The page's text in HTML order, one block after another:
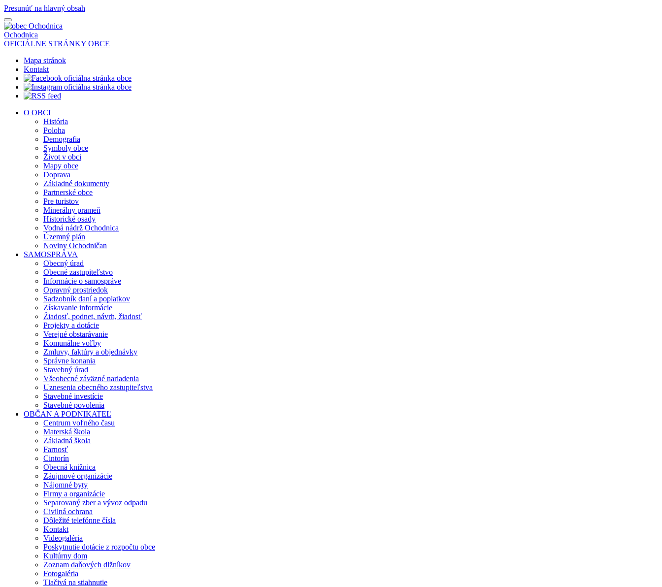
Presunúť na hlavný obsah
Ochodnica
OFICIÁLNE STRÁNKY OBCE
Mapa stránok
Kontakt
O OBCI
História
Poloha
Demografia
Symboly obce
Život v obci
Mapy obce
Doprava
Základné dokumenty
Partnerské obce
Pre turistov
Minerálny prameň
Historické osady
Vodná nádrž Ochodnica
Územný plán
Noviny Ochodničan
SAMOSPRÁVA
Obecný úrad
Obecné zastupiteľstvo
Informácie o samospráve
Opravný prostriedok
Sadzobník daní a poplatkov
Získavanie informácie
Žiadosť, podnet, návrh, žiadosť
Projekty a dotácie
Verejné obstarávanie
Komunálne voľby
Zmluvy, faktúry a objednávky
Správne konania
Stavebný úrad
Všeobecné záväzné nariadenia
Uznesenia obecného zastupiteľstva
Stavebné investície
Stavebné povolenia
OBČAN A PODNIKATEĽ
Centrum voľného času
Materská škola
Základná škola
Farnosť
Cintorín
Obecná knižnica
Záujmové organizácie
Nájomné byty
Firmy a organizácie
Separovaný zber a vývoz odpadu
Civilná ochrana
Dôležité telefónne čísla
Kontakt
Videogaléria
Poskytnutie dotácie z rozpočtu obce
Kultúrny dom
Zoznam daňových dlžníkov
Fotogaléria
Tlačivá na stiahnutie